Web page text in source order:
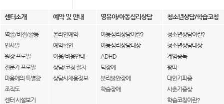
센터소개 예약 및 안내 영유아/아동심리상담 청소년상담/학습코칭
역할/비전/활동
인사말
원장 프로필
전문가 프로필
마음애의 특별함
조직도
센터 시설보기
온라인예약
예약확인
이용/비용안내
상담/코칭 절차
상담사채용정보
아동심리상담이란?
아동심리상담대상
ADHD
틱장애
분리불안장애
학습장애
청소년상담이란?
청소년상담대상
게임중독
왕따
대인기피증
사춘기증상
학습코칭이란?